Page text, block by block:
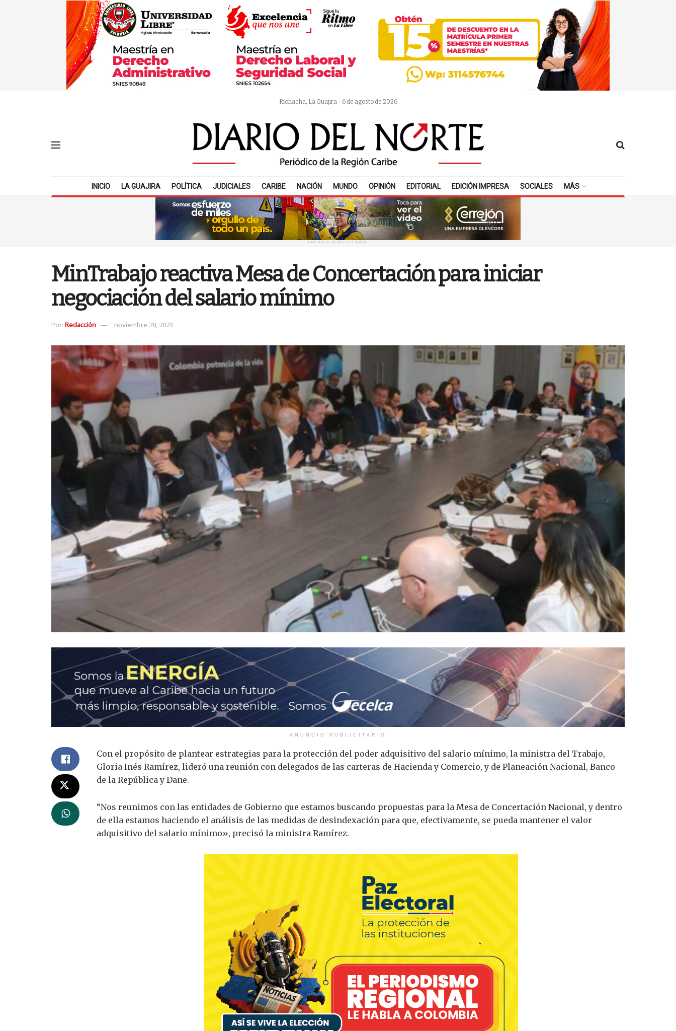
Riohacha, La Guajira - 6 de agosto de 2026
INICIO LA GUAJIRA POLÍTICA JUDICIALES CARIBE NACIÓN MUNDO OPINIÓN EDITORIAL EDICIÓN IMPRESA SOCIALES MÁS
ANUNCIO PUBLICITARIO
MinTrabajo reactiva Mesa de Concertación para iniciar
negociación del salario mínimo
Por: Redacción noviembre 28, 2023
ANUNCIO PUBLICITARIO
Con el propósito de plantear estrategias para la protección del poder adquisitivo del salario mínimo, la ministra del Trabajo,
Gloria Inés Ramírez, lideró una reunión con delegados de las carteras de Hacienda y Comercio, y de Planeación Nacional, Banco
de la República y Dane.
“Nos reunimos con las entidades de Gobierno que estamos buscando propuestas para la Mesa de Concertación Nacional, y dentro
de ella estamos haciendo el análisis de las medidas de desindexación para que, efectivamente, se pueda mantener el valor
adquisitivo del salario mínimo», precisó la ministra Ramírez.